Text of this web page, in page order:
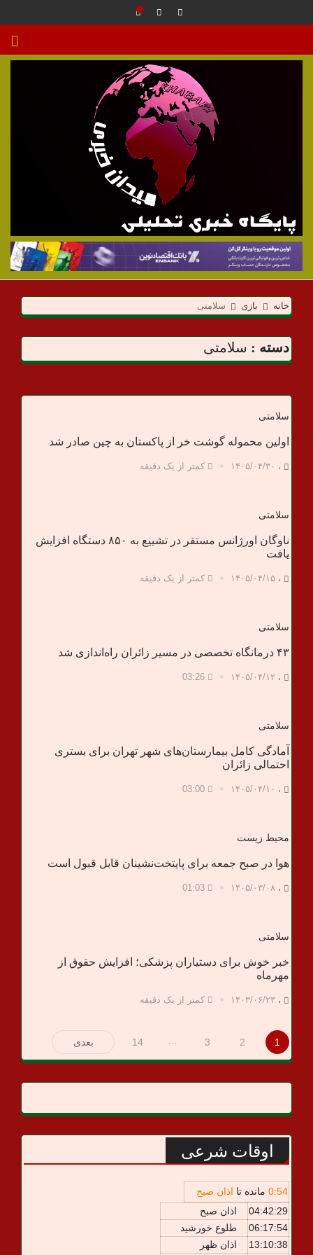
م
ی
د
ن
خ
ی
خانه بازی سلامتی
دسته : سلامتی
سلامتی
اولین محموله گوشت خر از پاکستان به چین صادر شد
، ۱۴۰۵/۰۴/۳۰ کمتر از یک دقیقه
سلامتی
ناوگان اورژانس مستقر در تشییع به ۸۵۰ دستگاه افزایش
یافت
، ۱۴۰۵/۰۴/۱۵ کمتر از یک دقیقه
سلامتی
۴۳ درمانگاه تخصصی در مسیر زائران راه‌اندازی شد
، ۱۴۰۵/۰۴/۱۲ 03:26
سلامتی
آمادگی کامل بیمارستان‌های شهر تهران برای بستری
احتمالی زائران
، ۱۴۰۵/۰۴/۱۰ 03:00
محیط زیست
هوا در صبح جمعه برای پایتخت‌نشینان قابل قبول است
، ۱۴۰۵/۰۳/۰۸ 01:03
سلامتی
خبر خوش برای دستیاران پزشکی؛ افزایش حقوق از
مهرماه
، ۱۴۰۳/۰۶/۲۳ کمتر از یک دقیقه
صفحه‌بندی
نوشته‌ها
1
2
3
14 بعدی
اوقات شرعی
0:54 مانده تا اذان صبح
04:42:29
اذان صبح
06:17:54
طلوع خورشید
13:10:38
اذان ظهر